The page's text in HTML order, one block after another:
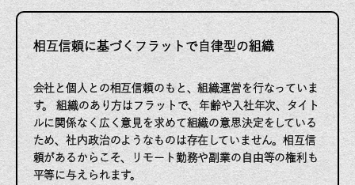
相互信頼に基づくフラットで自律型の組織
会社と個人との相互信頼のもと、組織運営を行なっていま
す。 組織のあり方はフラットで、年齢や入社年次、タイト
ルに関係なく広く意見を求めて組織の意思決定をしている
ため、社内政治のようなものは存在していません。相互信
頼があるからこそ、リモート勤務や副業の自由等の権利も
平等に与えられます。